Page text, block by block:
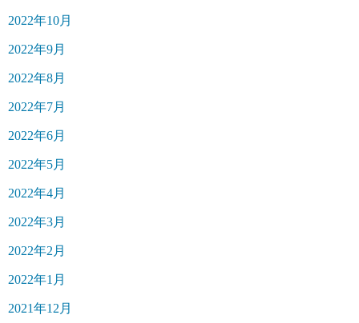
2022年10月
2022年9月
2022年8月
2022年7月
2022年6月
2022年5月
2022年4月
2022年3月
2022年2月
2022年1月
2021年12月